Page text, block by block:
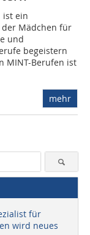
ist ein
Mädchen für
und
begeistern
MINT-Berufen ist
mehr
für
wird neues